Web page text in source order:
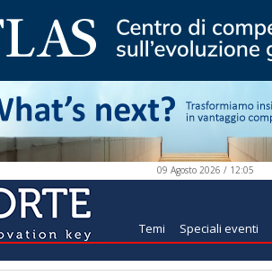
09 Agosto 2026 / 12:05
Temi Speciali eventi